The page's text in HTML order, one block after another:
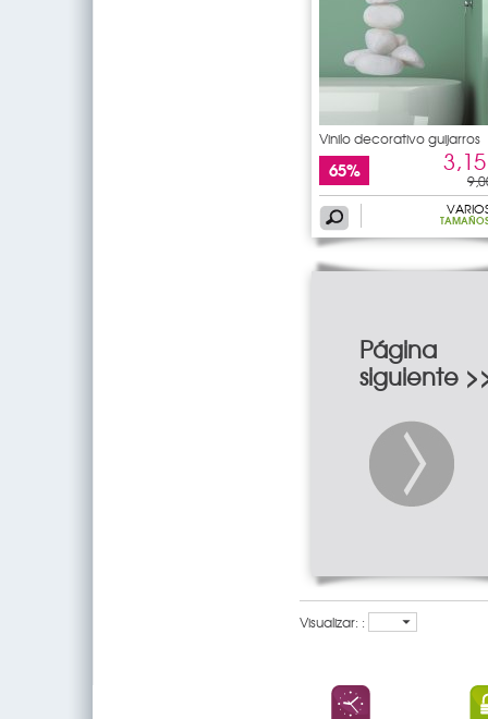
Vinilo decorativo guijarros
65%
Página
siguiente
Visualizar: :